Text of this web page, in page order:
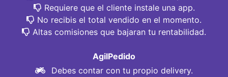
Requiere que el cliente instale una app.
No recibis el total vendido en el momento.
Altas comisiones que bajaran tu rentabilidad.
AgilPedido
Debes contar con tu propio delivery.